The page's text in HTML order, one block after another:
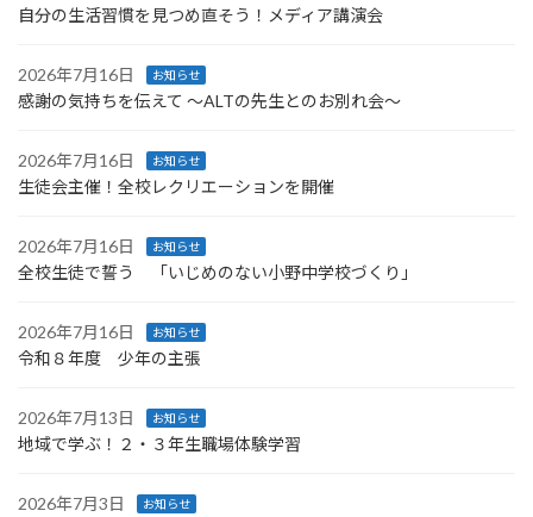
自分の生活習慣を見つめ直そう！メディア講演会
2026年7月16日 お知らせ
感謝の気持ちを伝えて ～ALTの先生とのお別れ会～
2026年7月16日 お知らせ
生徒会主催！全校レクリエーションを開催
2026年7月16日 お知らせ
全校生徒で誓う 「いじめのない小野中学校づくり」
2026年7月16日 お知らせ
令和８年度 少年の主張
2026年7月13日 お知らせ
地域で学ぶ！２・３年生職場体験学習
2026年7月3日 お知らせ